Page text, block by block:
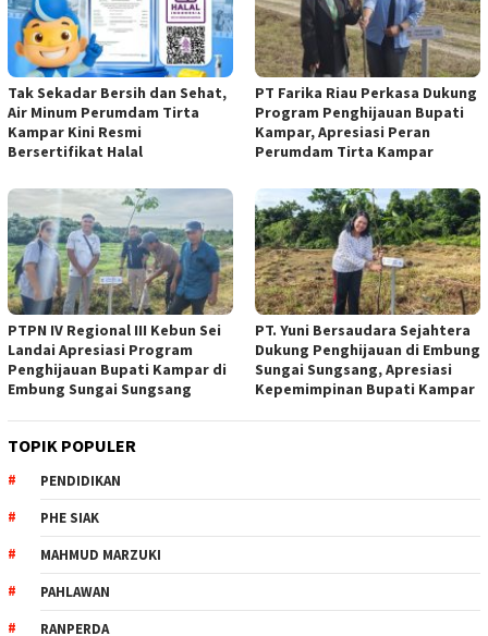
Tak Sekadar Bersih dan Sehat,
Air Minum Perumdam Tirta
Kampar Kini Resmi
Bersertifikat Halal
PT Farika Riau Perkasa Dukung
Program Penghijauan Bupati
Kampar, Apresiasi Peran
Perumdam Tirta Kampar
PTPN IV Regional III Kebun Sei
Landai Apresiasi Program
Penghijauan Bupati Kampar di
Embung Sungai Sungsang
PT. Yuni Bersaudara Sejahtera
Dukung Penghijauan di Embung
Sungai Sungsang, Apresiasi
Kepemimpinan Bupati Kampar ‎
TOPIK POPULER
PENDIDIKAN
PHE SIAK
MAHMUD MARZUKI
PAHLAWAN
RANPERDA